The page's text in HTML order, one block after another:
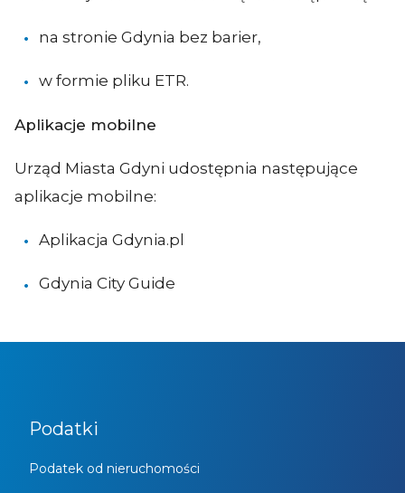
na stronie Gdynia bez barier,
w formie pliku ETR.
Aplikacje mobilne
Urząd Miasta Gdyni udostępnia następujące
aplikacje mobilne:
Aplikacja Gdynia.pl
Gdynia City Guide
Podatki
Podatek od nieruchomości